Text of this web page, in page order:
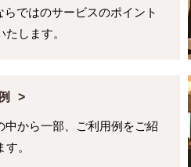
らではのサービスのポイント
たします。
中から一部、ご利用例をご紹
。